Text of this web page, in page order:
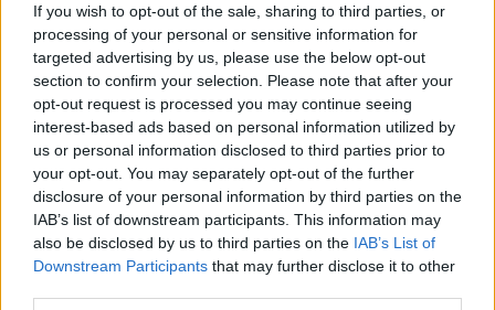
If you wish to opt-out of the sale, sharing to third parties, or
processing of your personal or sensitive information for
targeted advertising by us, please use the below opt-out
section to confirm your selection. Please note that after your
opt-out request is processed you may continue seeing
interest-based ads based on personal information utilized by
us or personal information disclosed to third parties prior to
your opt-out. You may separately opt-out of the further
disclosure of your personal information by third parties on the
IAB’s list of downstream participants. This information may
also be disclosed by us to third parties on the IAB’s List of
Downstream Participants that may further disclose it to other
Regno Unito a meno che non possa garantire
la completa protezione della polizia, tutti
verrebbero automaticamente coinvolti per
l'occasione nelle operazioni di sicurezza
ufficiali. Come era accaduto per i funerali
della regina Elisabetta II, anche per re Carlo il
nome in codice dell'organizzazione delle
esequie è 'Operation London Bridge' e la
cerimonia sarà molto simile a quella che si
svolse per la sovrana nel 2022, anche se il
monarca ha apportato alcune modifiche che
riflettono le sue convinzioni personali. Ci si